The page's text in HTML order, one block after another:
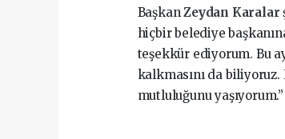
BaşkanZeydan Karalar
hiçbir belediye
teşekkür ediyorum. Bu
kalkmasını da
mutluluğunu yaşıyorum.”